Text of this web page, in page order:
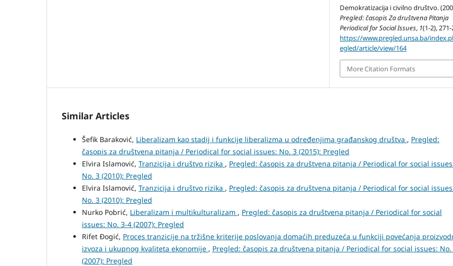
Demokratizacija i civilno društvo.
Pregled: časopis Za društvena Pitanja
Periodical for Social Issues, 1(1-2),
https://www.pregled.unsa.ba/
egled/article/view/164
More Citation Formats
Similar Articles
Šefik Baraković, Liberalizam kao stadij i funkcije liberalizma u određenjima građanskog društva , Pregled:
časopis za društvena pitanja / Periodical for social issues: No. 3 (2015): Pregled
Elvira Islamović, Tranzicija i društvo rizika , Pregled: časopis za društvena pitanja / Periodical for social
No. 3 (2010): Pregled
Elvira Islamović, Tranzicija i društvo rizika , Pregled: časopis za društvena pitanja / Periodical for social
No. 3 (2010): Pregled
Nurko Pobrić, Liberalizam i multikulturalizam , Pregled: časopis za društvena pitanja / Periodical for social
issues: No. 3-4 (2007): Pregled
Rifet Đogić, Proces tranzicije na tržišne kriterije poslovanja domaćih preduzeća u funkciji povećanja
izvoza i ukupnog kvaliteta ekonomije , Pregled: časopis za društvena pitanja / Periodical for social issues: No.
(2007): Pregled